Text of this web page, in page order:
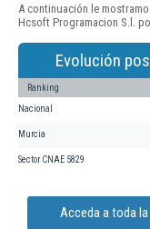
A continuación le
Hcsoft Programacion S.l.
Evolución
Ranking
Nacional
Murcia
Sector CNAE 5829
Acceda a toda